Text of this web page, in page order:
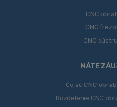
CNC
CNC
CNC
MÁTE
Čo sú CNC
Rozdelenie CNC